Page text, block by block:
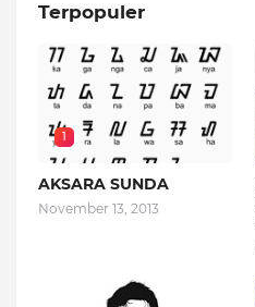
Terpopuler
1
AKSARA SUNDA
November 13, 2013